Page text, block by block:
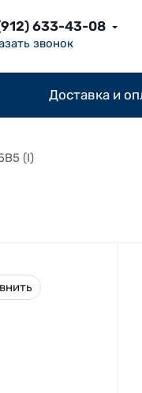
633-43-08
звонок
Доставка и
(I)